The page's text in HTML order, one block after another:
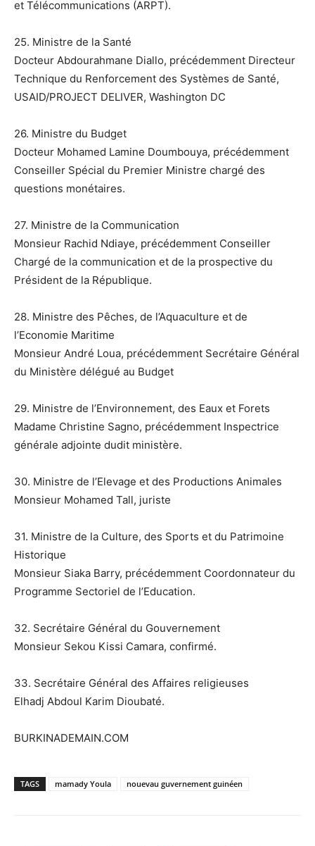
et Télécommunications (ARPT).
25. Ministre de la Santé
Docteur Abdourahmane Diallo, précédemment Directeur
Technique du Renforcement des Systèmes de Santé,
USAID/PROJECT DELIVER, Washington DC
26. Ministre du Budget
Docteur Mohamed Lamine Doumbouya, précédemment
Conseiller Spécial du Premier Ministre chargé des
questions monétaires.
27. Ministre de la Communication
Monsieur Rachid Ndiaye, précédemment Conseiller
Chargé de la communication et de la prospective du
Président de la République.
28. Ministre des Pêches, de l’Aquaculture et de
l’Economie Maritime
Monsieur André Loua, précédemment Secrétaire Général
du Ministère délégué au Budget
29. Ministre de l’Environnement, des Eaux et Forets
Madame Christine Sagno, précédemment Inspectrice
générale adjointe dudit ministère.
30. Ministre de l’Elevage et des Productions Animales
Monsieur Mohamed Tall, juriste
31. Ministre de la Culture, des Sports et du Patrimoine
Historique
Monsieur Siaka Barry, précédemment Coordonnateur du
Programme Sectoriel de l’Education.
32. Secrétaire Général du Gouvernement
Monsieur Sekou Kissi Camara, confirmé.
33. Secrétaire Général des Affaires religieuses
Elhadj Abdoul Karim Dioubaté.
BURKINADEMAIN.COM
TAGS mamady Youla nouevau guvernement guinéen